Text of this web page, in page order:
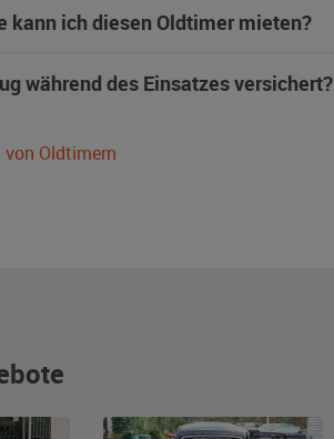
kann ich diesen Oldtimer mieten?
während des Einsatzes versichert?
von Oldtimern